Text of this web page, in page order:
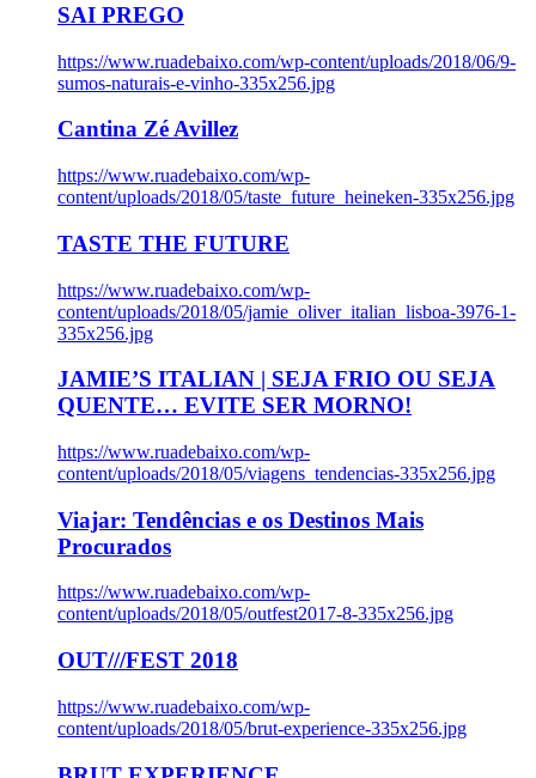
SAI PREGO
https://www.ruadebaixo.com/wp-content/uploads/2018/06/9-
sumos-naturais-e-vinho-335x256.jpg
Cantina Zé Avillez
https://www.ruadebaixo.com/wp-
content/uploads/2018/05/taste_future_heineken-335x256.jpg
TASTE THE FUTURE
https://www.ruadebaixo.com/wp-
content/uploads/2018/05/jamie_oliver_italian_lisboa-3976-1-
335x256.jpg
JAMIE’S ITALIAN | SEJA FRIO OU SEJA
QUENTE… EVITE SER MORNO!
https://www.ruadebaixo.com/wp-
content/uploads/2018/05/viagens_tendencias-335x256.jpg
Viajar: Tendências e os Destinos Mais
Procurados
https://www.ruadebaixo.com/wp-
content/uploads/2018/05/outfest2017-8-335x256.jpg
OUT///FEST 2018
https://www.ruadebaixo.com/wp-
content/uploads/2018/05/brut-experience-335x256.jpg